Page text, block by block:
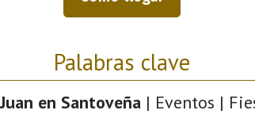
Palabras clave
en Santoveña| Eventos |